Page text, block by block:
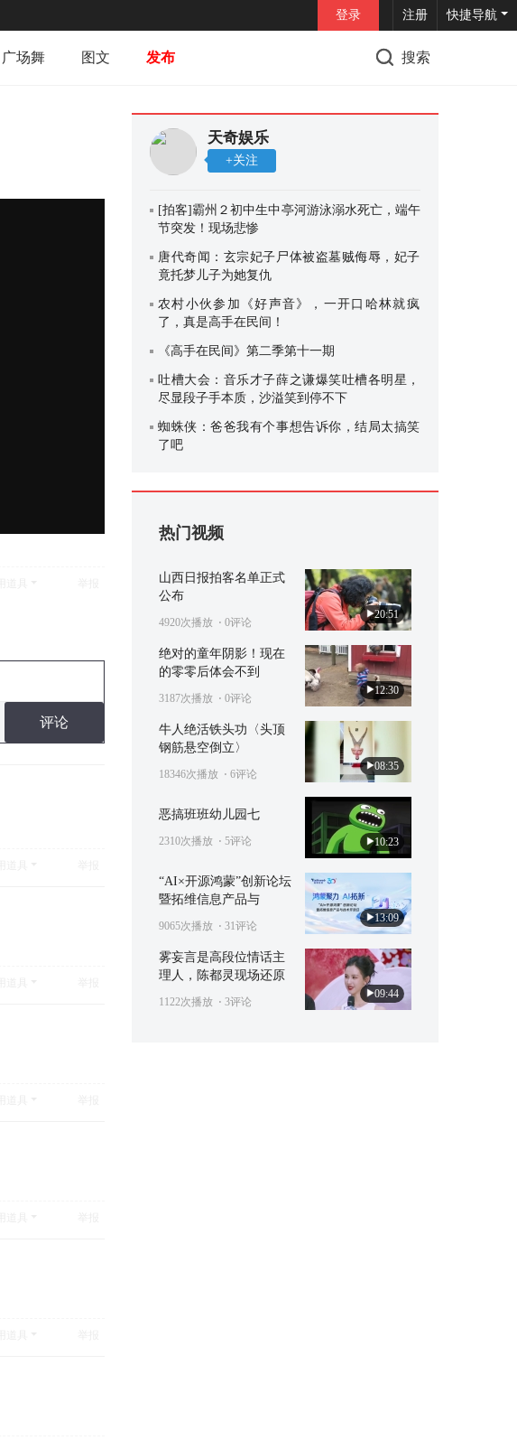
快捷导航
登录 注册
广场舞 图文 发布 搜索
评论
天奇娱乐
+关注
[拍客]霸州２初中生中亭河游泳溺水死亡，端午
节突发！现场悲惨
唐代奇闻：玄宗妃子尸体被盗墓贼侮辱，妃子
竟托梦儿子为她复仇
农村小伙参加《好声音》，一开口哈林就疯
了，真是高手在民间！
《高手在民间》第二季第十一期
吐槽大会：音乐才子薛之谦爆笑吐槽各明星，
尽显段子手本质，沙溢笑到停不下
蜘蛛侠：爸爸我有个事想告诉你，结局太搞笑
了吧
热门视频
20:51
山西日报拍客名单正式
公布
4920次播放 ⋅ 0评论
12:30
绝对的童年阴影！现在
的零零后体会不到
3187次播放 ⋅ 0评论
08:35
牛人绝活铁头功〈头顶
钢筋悬空倒立〉
18346次播放 ⋅ 6评论
10:23
恶搞班班幼儿园七
2310次播放 ⋅ 5评论
13:09
“AI×开源鸿蒙”创新论坛
暨拓维信息产品与
9065次播放 ⋅ 31评论
09:44
雾妄言是高段位情话主
理人，陈都灵现场还原
1122次播放 ⋅ 3评论